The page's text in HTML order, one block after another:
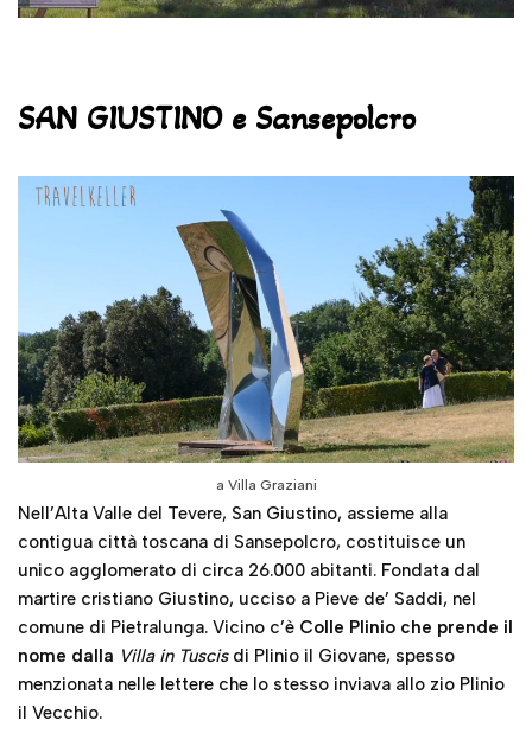
SAN GIUSTINO e Sansepolcro
a Villa Graziani
Nell’Alta Valle del Tevere, San Giustino, assieme alla
contigua città toscana di Sansepolcro, costituisce un
unico agglomerato di circa 26.000 abitanti. Fondata dal
martire cristiano Giustino, ucciso a Pieve de’ Saddi, nel
comune di Pietralunga. Vicino c’è Colle Plinio che prende il
nome dalla Villa in Tuscisdi Plinio il Giovane, spesso
menzionata nelle lettere che lo stesso inviava allo zio Plinio
il Vecchio.